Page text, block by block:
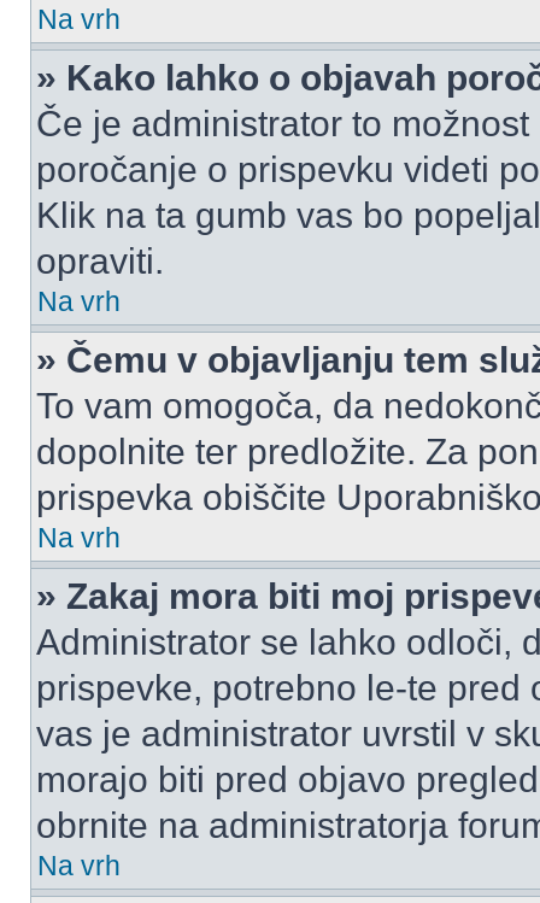
Na vrh
» Kako lahko o objavah
Če je administrator to
poročanje o prispevku videti
Klik na ta gumb vas bo
opraviti.
Na vrh
» Čemu v objavljanju tem
To vam omogoča, da
dopolnite ter predložite. Za
prispevka obiščite
Na vrh
» Zakaj mora biti moj
Administrator se lahko odloči,
prispevke, potrebno le-te
vas je administrator uvrstil v
morajo biti pred objavo
obrnite na administratorja
Na vrh